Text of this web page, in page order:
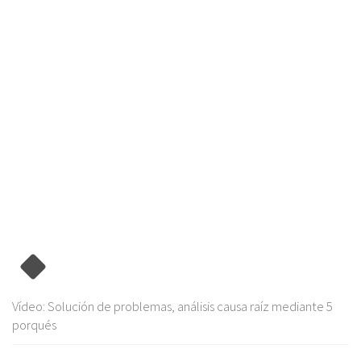
Vídeo: Solución de problemas, análisis causa raíz mediante 5
porqués